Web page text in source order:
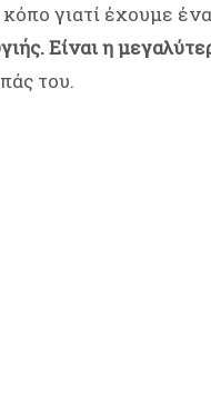
γιατί έχουμε
Είναι η
του.